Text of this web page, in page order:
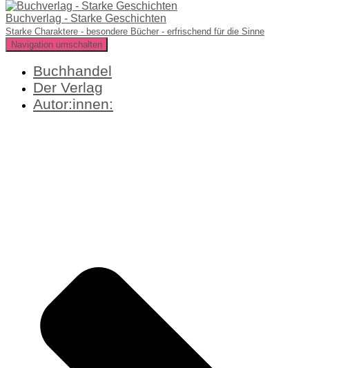
Buchverlag - Starke Geschichten
Starke Charaktere - besondere Bücher - erfrischend für die Sinne
Navigation umschalten
Buchhandel
Der Verlag
Autor:innen: